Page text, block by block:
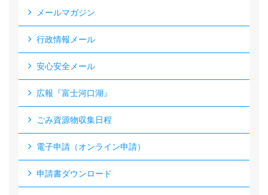
メールマガジン
行政情報メール
安心安全メール
広報『富士河口湖』
ごみ資源物収集日程
電子申請（オンライン申請）
申請書ダウンロード